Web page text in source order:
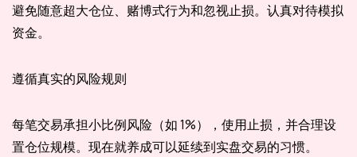
避免随意超大仓位、赌博式行为和忽视止损。认真对待模拟
资金。
遵循真实的风险规则
每笔交易承担小比例风险（如 1%），使用止损，并合理设
置仓位规模。现在就养成可以延续到实盘交易的习惯。